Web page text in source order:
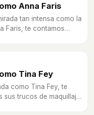
Anna Faris
tan intensa como la
Faris, te contamos
Tina Fey
como Tina Fey, te
sus trucos de maquillaje